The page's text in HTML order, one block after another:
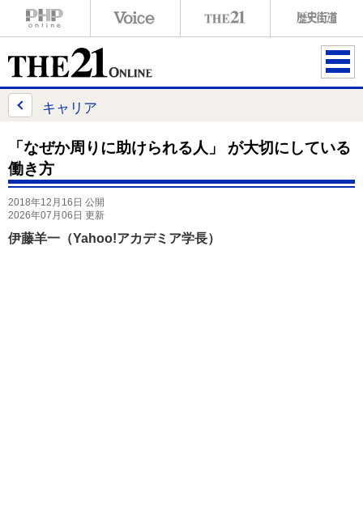
ME
キャリア
「なぜか周りに助けられる人」 が大切にしている
働き方
2018年12月16日 公開
2026年07月06日 更新
伊藤羊一（Yahoo!アカデミア学長）